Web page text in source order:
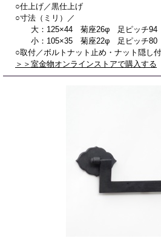
○仕上げ／黒仕上げ
○寸法（ミリ）／
大：125×44 菊座26φ 足ピッチ94
小：105×35 菊座22φ 足ピッチ80
○取付／ボルトナット止め・ナット隠し付
＞＞室金物オンラインストアで購入する